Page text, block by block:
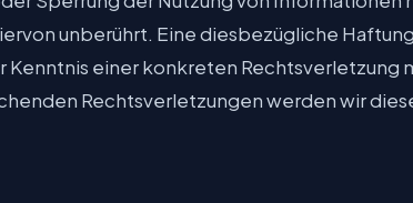
unberührt. Eine diesbezügliche
einer konkreten Rechtsverletzung
Rechtsverletzungen werden wir